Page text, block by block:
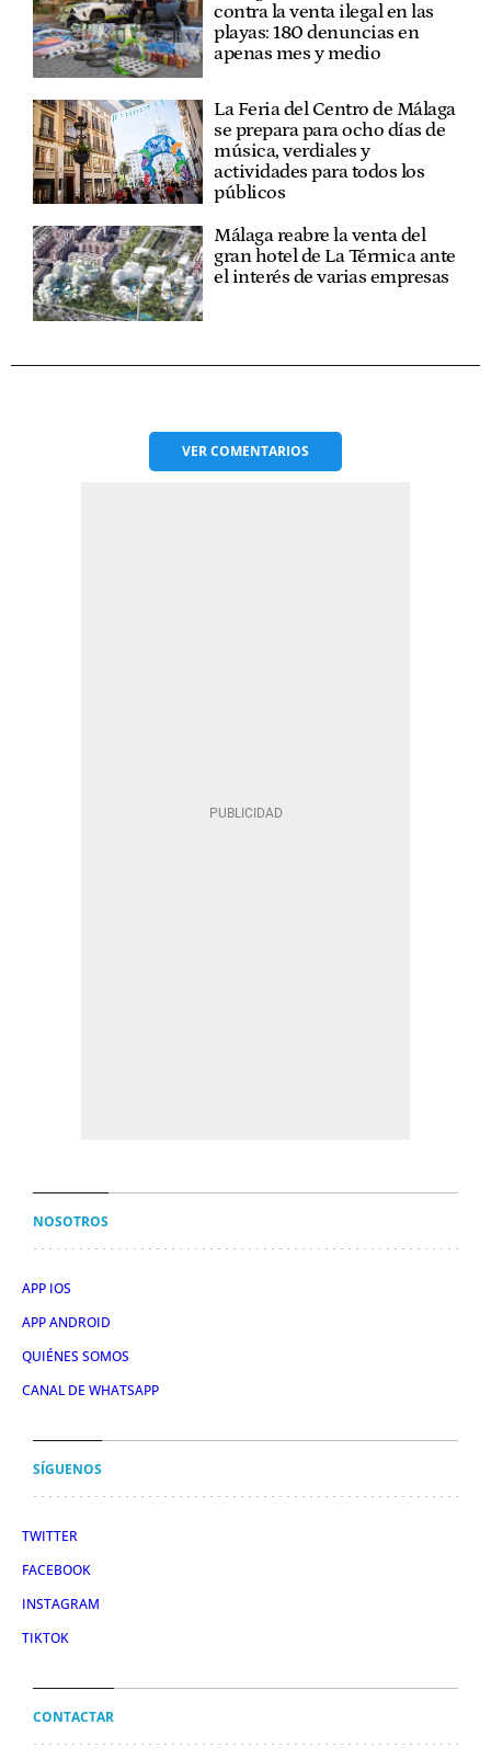
contra la venta ilegal en las
playas: 180 denuncias en
apenas mes y medio
La Feria del Centro de Málaga
se prepara para ocho días de
música, verdiales y
actividades para todos los
públicos
Málaga reabre la venta del
gran hotel de La Térmica ante
el interés de varias empresas
VERCOMENTARIOS
NOSOTROS
APP IOS
APP ANDROID
QUIÉNES SOMOS
CANAL DE WHATSAPP
SÍGUENOS
TWITTER
FACEBOOK
INSTAGRAM
TIKTOK
CONTACTAR